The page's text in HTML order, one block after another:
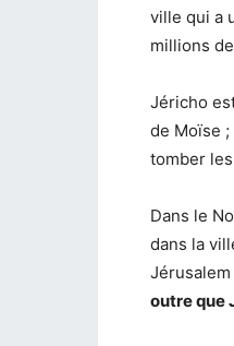
ville qui a
millions
Jéricho
de Moïse
tomber
Dans le
dans la
outre que